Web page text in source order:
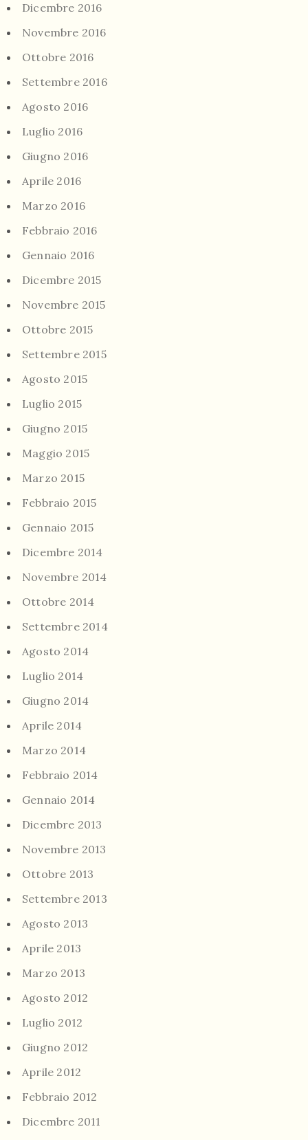
Dicembre 2016
Novembre 2016
Ottobre 2016
Settembre 2016
Agosto 2016
Luglio 2016
Giugno 2016
Aprile 2016
Marzo 2016
Febbraio 2016
Gennaio 2016
Dicembre 2015
Novembre 2015
Ottobre 2015
Settembre 2015
Agosto 2015
Luglio 2015
Giugno 2015
Maggio 2015
Marzo 2015
Febbraio 2015
Gennaio 2015
Dicembre 2014
Novembre 2014
Ottobre 2014
Settembre 2014
Agosto 2014
Luglio 2014
Giugno 2014
Aprile 2014
Marzo 2014
Febbraio 2014
Gennaio 2014
Dicembre 2013
Novembre 2013
Ottobre 2013
Settembre 2013
Agosto 2013
Aprile 2013
Marzo 2013
Agosto 2012
Luglio 2012
Giugno 2012
Aprile 2012
Febbraio 2012
Dicembre 2011